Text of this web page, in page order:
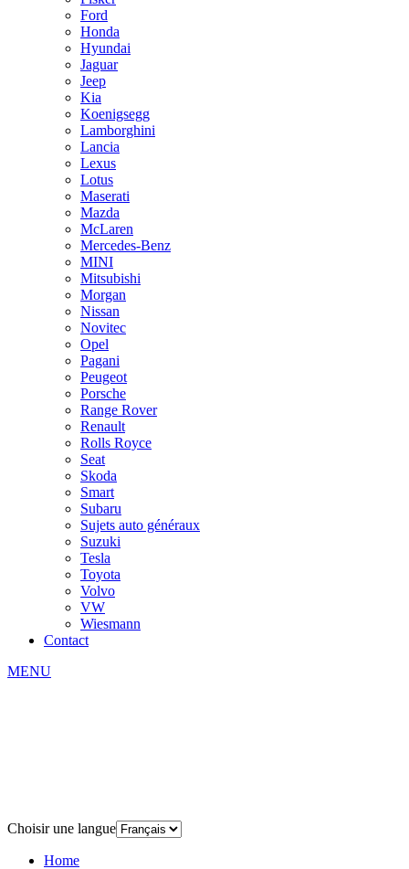
Ford
Honda
Hyundai
Jaguar
Jeep
Kia
Koenigsegg
Lamborghini
Lancia
Lexus
Lotus
Maserati
Mazda
McLaren
Mercedes-Benz
MINI
Mitsubishi
Morgan
Nissan
Novitec
Opel
Pagani
Peugeot
Porsche
Range Rover
Renault
Rolls Royce
Seat
Skoda
Smart
Subaru
Sujets auto généraux
Suzuki
Tesla
Toyota
Volvo
VW
Wiesmann
Contact
MENU
Choisir une langue
Home